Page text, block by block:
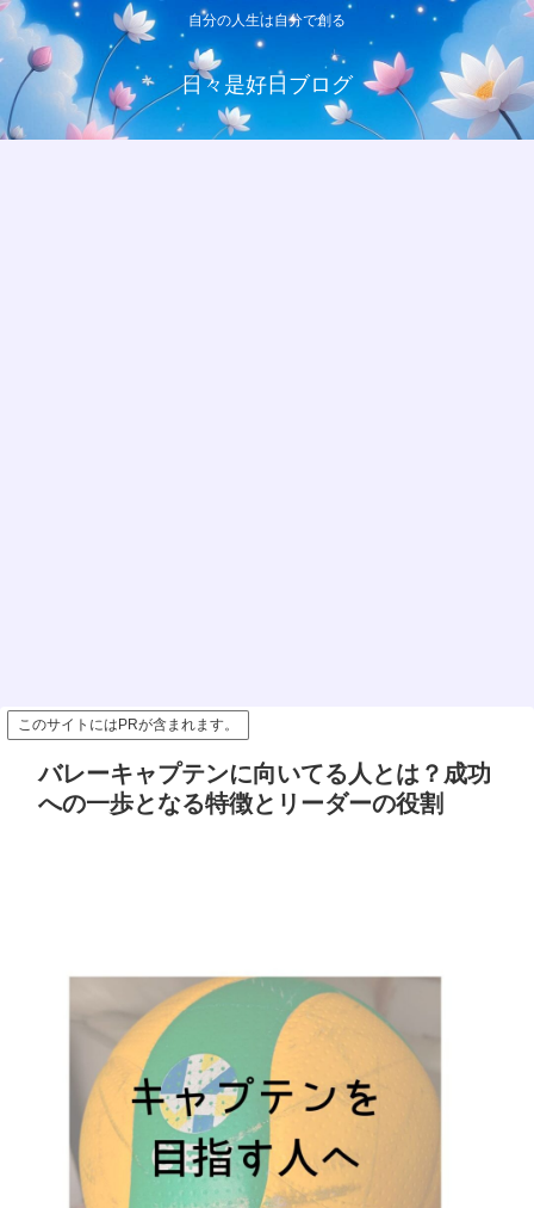
自分の人生は自分で創る
日々是好日ブログ
このサイトにはPRが含まれます。
バレーキャプテンに向いてる人とは？成功
への一歩となる特徴とリーダーの役割